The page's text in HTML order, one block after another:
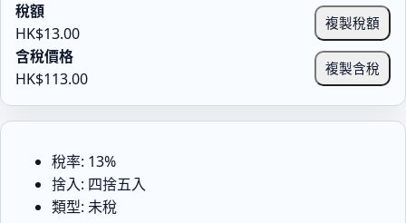
稅額
HK$13.00
複製稅額
含稅價格
HK$113.00
複製含稅
未
稅
HK$100.00
稅率: 13%
捨入: 四捨五入
類型: 未稅